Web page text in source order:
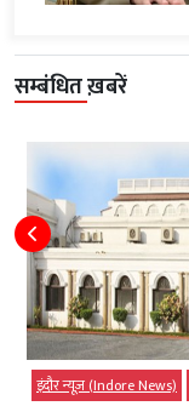
सम्बंधित ख़बरें
इंदौर न्यूज़ (Indore News)